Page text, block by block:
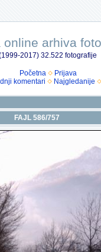
online arhiva
2017) 32.522 fotografije
Početna
Prijava
komentari Najgledanije
FAJL 586/757